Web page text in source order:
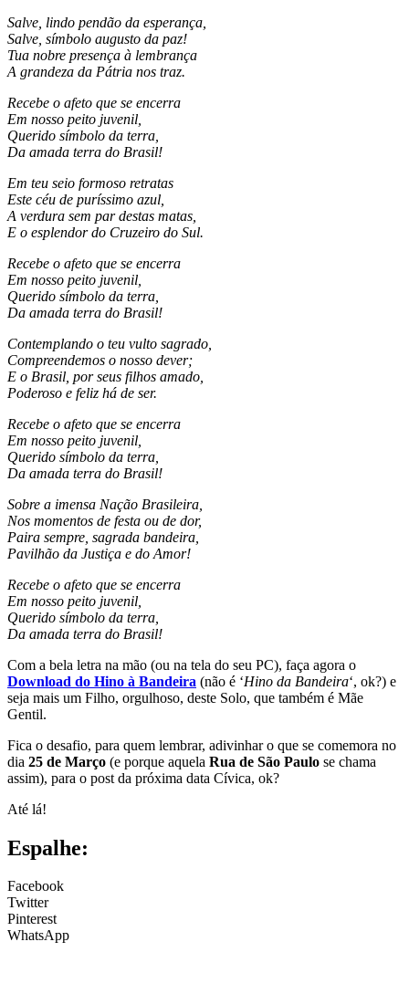
Salve, lindo pendão da esperança,
Salve, símbolo augusto da paz!
Tua nobre presença à lembrança
A grandeza da Pátria nos traz.
Recebe o afeto que se encerra
Em nosso peito juvenil,
Querido símbolo da terra,
Da amada terra do Brasil!
Em teu seio formoso retratas
Este céu de puríssimo azul,
A verdura sem par destas matas,
E o esplendor do Cruzeiro do Sul.
Recebe o afeto que se encerra
Em nosso peito juvenil,
Querido símbolo da terra,
Da amada terra do Brasil!
Contemplando o teu vulto sagrado,
Compreendemos o nosso dever;
E o Brasil, por seus filhos amado,
Poderoso e feliz há de ser.
Recebe o afeto que se encerra
Em nosso peito juvenil,
Querido símbolo da terra,
Da amada terra do Brasil!
Sobre a imensa Nação Brasileira,
Nos momentos de festa ou de dor,
Paira sempre, sagrada bandeira,
Pavilhão da Justiça e do Amor!
Recebe o afeto que se encerra
Em nosso peito juvenil,
Querido símbolo da terra,
Da amada terra do Brasil!
Com a bela letra na mão (ou na tela do seu PC), faça agora o
Download do Hino à Bandeira (não é ‘Hino da Bandeira‘, ok?) e
seja mais um Filho, orgulhoso, deste Solo, que também é Mãe
Gentil.
Fica o desafio, para quem lembrar, adivinhar o que se comemora no
dia 25 de Março (e porque aquela Rua de São Paulo se chama
assim), para o post da próxima data Cívica, ok?
Até lá!
Espalhe:
Facebook
Twitter
Pinterest
WhatsApp